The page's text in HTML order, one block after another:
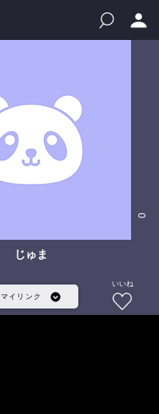
0
じゅま
マイリンク
いいね